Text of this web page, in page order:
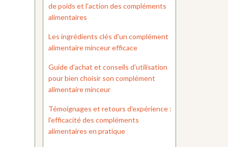
de poids et l'action des compléments
alimentaires
Les ingrédients clés d'un complément
alimentaire minceur efficace
Guide d'achat et conseils d'utilisation
pour bien choisir son complément
alimentaire minceur
Témoignages et retours d'expérience :
l'efficacité des compléments
alimentaires en pratique